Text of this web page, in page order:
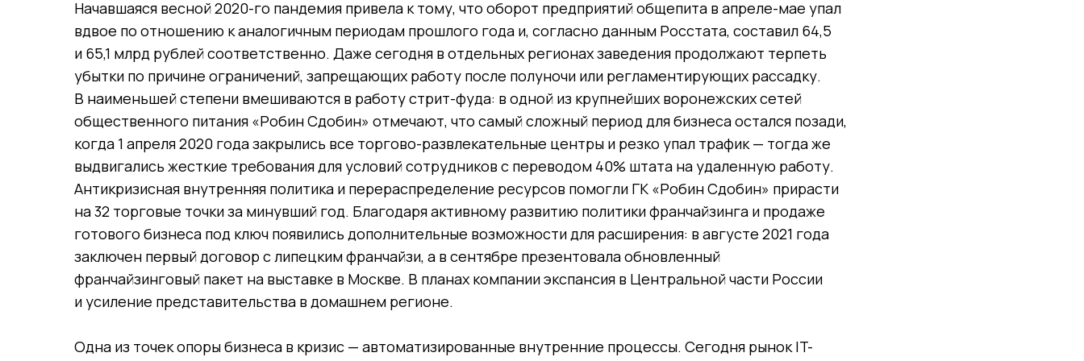
Начавшаяся весной 2020-го пандемия привела к тому, что оборот предприятий общепита в апреле-мае упал
вдвое по отношению к аналогичным периодам прошлого года и, согласно данным Росстата, составил 64,5
и 65,1 млрд рублей соответственно. Даже сегодня в отдельных регионах заведения продолжают терпеть
убытки по причине ограничений, запрещающих работу после полуночи или регламентирующих рассадку.
В наименьшей степени вмешиваются в работу стрит-фуда: в одной из крупнейших воронежских сетей
общественного питания «Робин Сдобин» отмечают, что самый сложный период для бизнеса остался позади,
когда 1 апреля 2020 года закрылись все торгово-развлекательные центры и резко упал трафик — тогда же
выдвигались жесткие требования для условий сотрудников с переводом 40% штата на удаленную работу.
Антикризисная внутренняя политика и перераспределение ресурсов помогли ГК «Робин Сдобин» прирасти
на 32 торговые точки за минувший год. Благодаря активному развитию политики франчайзинга и продаже
готового бизнеса под ключ появились дополнительные возможности для расширения: в августе 2021 года
заключен первый договор с липецким франчайзи, а в сентябре презентовала обновленный
франчайзинговый пакет на выставке в Москве. В планах компании экспансия в Центральной части России
и усиление представительства в домашнем регионе.
Одна из точек опоры бизнеса в кризис — автоматизированные внутренние процессы. Сегодня рынок IT-